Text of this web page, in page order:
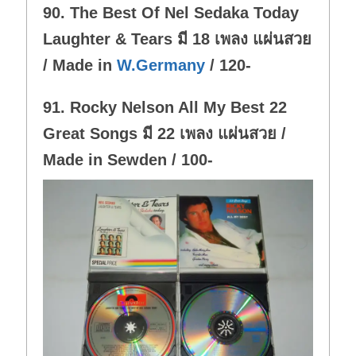
n
.
90. The Best Of Nel Sedaka Today
Laughter & Tears มี 18 เพลง แผ่นสวย
/ Made inW.Germany / 120-
91. Rocky Nelson All My Best 22
Great Songs มี 22 เพลง แผ่นสวย /
Made in Sewden / 100-